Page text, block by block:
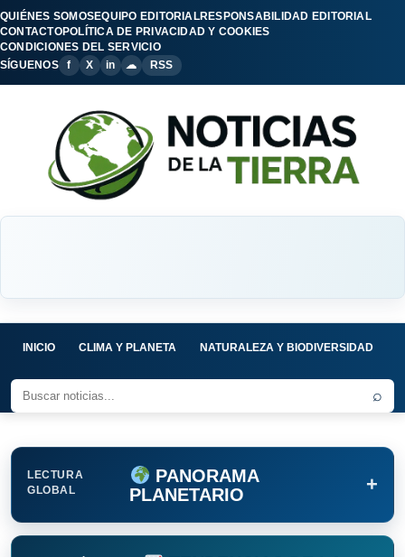
QUIÉNES SOMOSEQUIPO EDITORIALRESPONSABILIDAD EDITORIAL
CONTACTOPOLÍTICA DE PRIVACIDAD Y COOKIES
CONDICIONES DEL SERVICIO
SÍGUENOS
f X in ☁ RSS
INICIO CLIMA Y PLANETA NATURALEZA Y BIODIVERSIDAD
⌕
LECTURA
GLOBAL
PANORAMA
PLANETARIO
+